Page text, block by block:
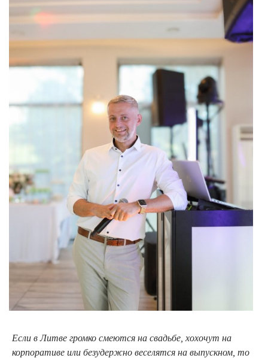
Если в Литве громко смеются на свадьбе, хохочут на
корпоративе или безудержно веселятся на выпускном, то